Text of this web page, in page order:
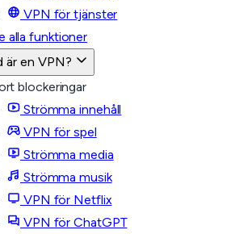
VPN för tjänster
alla funktioner
är en VPN?
blockeringar
Strömma innehåll
VPN för spel
Strömma media
Strömma musik
VPN för Netflix
VPN för ChatGPT